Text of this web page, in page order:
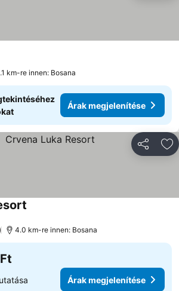
km-re innen: Bosana
Árak megjelenítése
4.0 km-re innen: Bosana
Árak megjelenítése